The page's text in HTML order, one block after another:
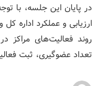
در پایان این جلسه، با
ارزیابی و عملکرد اداره
روند فعالیت‌های
تعداد عضوگیری، ثبت